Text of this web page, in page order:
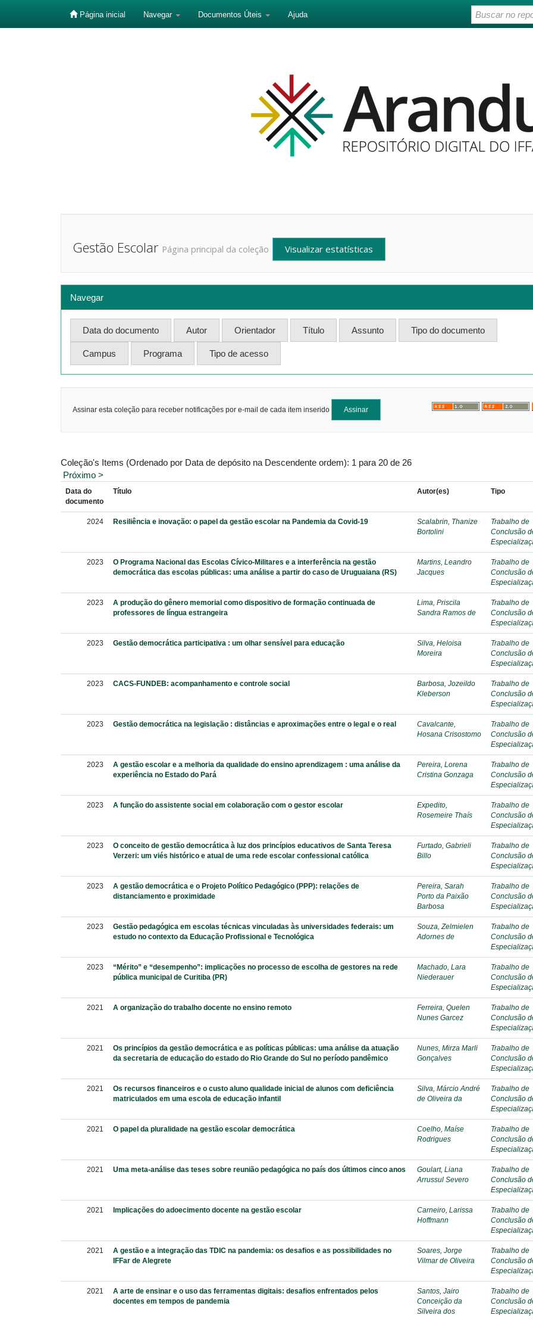
Página inicial Navegar Documentos Úteis Ajuda
Gestão Escolar Página principal da coleção Visualizar estatísticas
Navegar
Assinar esta coleção para receber notificações por e-mail de cada item inserido
Coleção's Items (Ordenado por Data de depósito na Descendente ordem): 1 para 20 de 26
Próximo >
Data do
documento
Título Autor(es) Tipo
2024 Resiliência e inovação: o papel da gestão escolar na Pandemia da Covid-19
Scalabrin, Thanize
Bortolini
Trabalho de
Conclusão
2023
O Programa Nacional das Escolas Cívico-Militares e a interferência na gestão
democrática das escolas públicas: uma análise a partir do caso de Uruguaiana (RS)
Martins, Leandro
Jacques
Trabalho de
Conclusão
2023
A produção do gênero memorial como dispositivo de formação continuada de
professores de língua estrangeira
Lima, Priscila
Sandra Ramos de
Trabalho de
Conclusão
2023 Gestão democrática participativa : um olhar sensível para educação
Silva, Heloisa
Moreira
Trabalho de
Conclusão
2023 CACS-FUNDEB: acompanhamento e controle social
Barbosa, Jozeildo
Kleberson
Trabalho de
Conclusão
2023 Gestão democrática na legislação : distâncias e aproximações entre o legal e o real
Cavalcante,
Hosana Crisostomo
Trabalho de
Conclusão
2023
A gestão escolar e a melhoria da qualidade do ensino aprendizagem : uma análise da
experiência no Estado do Pará
Pereira, Lorena
Cristina Gonzaga
Trabalho de
Conclusão
2023 A função do assistente social em colaboração com o gestor escolar
Expedito,
Rosemeire Thaís
Trabalho de
Conclusão
2023
O conceito de gestão democrática à luz dos princípios educativos de Santa Teresa
Verzeri: um viés histórico e atual de uma rede escolar confessional católica
Furtado, Gabrieli
Billo
Trabalho de
Conclusão
2023
A gestão democrática e o Projeto Político Pedagógico (PPP): relações de
distanciamento e proximidade
Pereira, Sarah
Porto da Paixão
Barbosa
Trabalho de
Conclusão
2023
Gestão pedagógica em escolas técnicas vinculadas às universidades federais: um
estudo no contexto da Educação Profissional e Tecnológica
Souza, Zelmielen
Adornes de
Trabalho de
Conclusão
2023
“Mérito” e “desempenho”: implicações no processo de escolha de gestores na rede
pública municipal de Curitiba (PR)
Machado, Lara
Niederauer
Trabalho de
Conclusão
2021 A organização do trabalho docente no ensino remoto
Ferreira, Quelen
Nunes Garcez
Trabalho de
Conclusão
2021
Os princípios da gestão democrática e as políticas públicas: uma análise da atuação
da secretaria de educação do estado do Rio Grande do Sul no período pandêmico
Nunes, Mirza Marli
Gonçalves
Trabalho de
Conclusão
2021
Os recursos financeiros e o custo aluno qualidade inicial de alunos com deficiência
matriculados em uma escola de educação infantil
Silva, Márcio André
de Oliveira da
Trabalho de
Conclusão
2021 O papel da pluralidade na gestão escolar democrática
Coelho, Maíse
Rodrigues
Trabalho de
Conclusão
2021 Uma meta-análise das teses sobre reunião pedagógica no país dos últimos cinco anos
Goulart, Liana
Arrussul Severo
Trabalho de
Conclusão
2021 Implicações do adoecimento docente na gestão escolar
Carneiro, Larissa
Hoffmann
Trabalho de
Conclusão
2021
A gestão e a integração das TDIC na pandemia: os desafios e as possibilidades no
IFFar de Alegrete
Soares, Jorge
Vilmar de Oliveira
Trabalho de
Conclusão
2021
A arte de ensinar e o uso das ferramentas digitais: desafios enfrentados pelos
docentes em tempos de pandemia
Santos, Jairo
Conceição da
Silveira dos
Trabalho de
Conclusão